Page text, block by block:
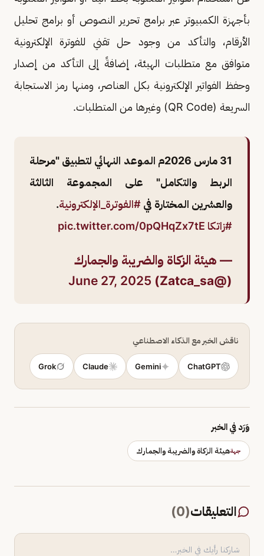
بأجهزة الكمبيوتر عبر برامج تحرير النصوص أو برامج تحليل
الأرقام، والتأكد من وجود حل تقني للفوترة الإلكترونية
متوافق مع متطلبات الهيئة، إضافةً إلى التأكد من إصدار
وحفظ الفواتير الإلكترونية بكل العناصر، ومنها رمز الاستجابة
السريعة (QR Code) وغيرها من المتطلبات.
31 مارس 2026م الموعد النهائي لتطبيق "مرحلة
الربط والتكامل" على المجموعة الثالثة
والعشرين المختارة في #الفوترة_الإلكترونية.
#زاتكا pic.twitter.com/0pQHqZx7tE
— هيئة الزكاة والضريبة والجمارك
(@Zatca_sa)
June 27, 2025
ناقش الخبر مع الذكاء الاصطناعي
ChatGPT
Gemini
Claude
Grok
وَرَد في الخبر
جهةهيئة الزكاة والضريبة والجمارك
التعليقات(
0
)